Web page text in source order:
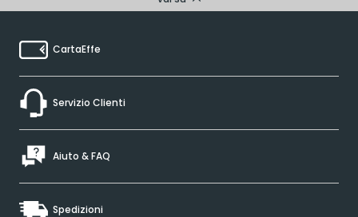
CartaEffe
Servizio Clienti
Aiuto & FAQ
Spedizioni